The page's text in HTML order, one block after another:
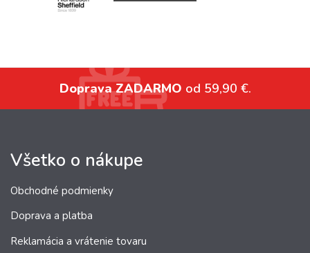
Doprava ZADARMO od 59,90 €.
Všetko o nákupe
Obchodné podmienky
Doprava a platba
Reklamácia a vrátenie tovaru